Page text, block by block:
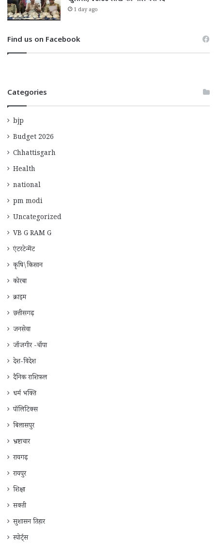
1 day ago
Find us on Facebook
Categories
bjp
Budget 2026
Chhattisgarh
Health
national
pm modi
Uncategorized
VB G RAM G
एंटरटेन्मेंट
कृषि\किसान
कोरबा
क्राइम
छत्तीसगढ़
जनसेवा
जाँजगीर -चाँपा
देश-विदेश
दैनिक राशिफ़ल
धर्म भक्ति
पॉलिटिक्स
बिलासपुर
भ्रष्टाचार
रायगढ़
रायपुर
शिक्षा
सक्ती
सुशासन तिहार
स्पोर्ट्स